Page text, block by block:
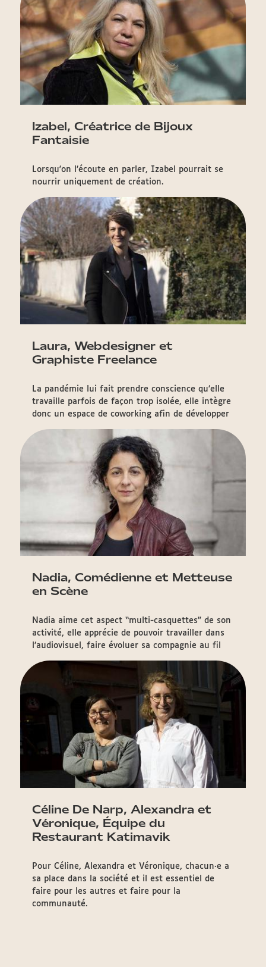
Izabel, Créatrice de Bijoux
Fantaisie
Lorsqu'on l’écoute en parler, Izabel pourrait se
nourrir uniquement de création.
Laura, Webdesigner et
Graphiste Freelance
La pandémie lui fait prendre conscience qu’elle
travaille parfois de façon trop isolée, elle intègre
donc un espace de coworking afin de développer
Nadia, Comédienne et Metteuse
en Scène
Nadia aime cet aspect “multi-casquettes” de son
activité, elle apprécie de pouvoir travailler dans
l’audiovisuel, faire évoluer sa compagnie au fil
Céline De Narp, Alexandra et
Véronique, Équipe du
Restaurant Katimavik
Pour Céline, Alexandra et Véronique, chacun·e a
sa place dans la société et il est essentiel de
faire pour les autres et faire pour la
communauté.